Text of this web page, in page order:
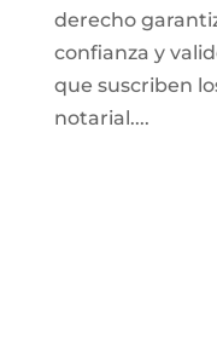
derecho
confianza y
que suscriben
notarial....